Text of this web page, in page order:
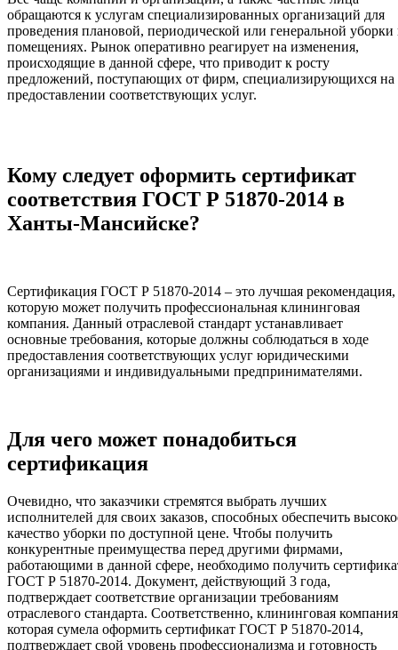
обращаются к услугам специализированных организаций для
проведения плановой, периодической или генеральной уборки
помещениях. Рынок оперативно реагирует на изменения,
происходящие в данной сфере, что приводит к росту
предложений, поступающих от фирм, специализирующихся на
предоставлении соответствующих услуг.
Кому следует оформить сертификат
соответствия ГОСТ Р 51870-2014 в
Ханты-Мансийске?
Сертификация ГОСТ Р 51870-2014 – это лучшая рекомендация,
которую может получить профессиональная клининговая
компания. Данный отраслевой стандарт устанавливает
основные требования, которые должны соблюдаться в ходе
предоставления соответствующих услуг юридическими
организациями и индивидуальными предпринимателями.
Для чего может понадобиться
сертификация
Очевидно, что заказчики стремятся выбрать лучших
исполнителей для своих заказов, способных обеспечить
качество уборки по доступной цене. Чтобы получить
конкурентные преимущества перед другими фирмами,
работающими в данной сфере, необходимо получить
ГОСТ Р 51870-2014. Документ, действующий 3 года,
подтверждает соответствие организации требованиям
отраслевого стандарта. Соответственно, клининговая
которая сумела оформить сертификат ГОСТ Р 51870-2014,
подтверждает свой уровень профессионализма и готовность